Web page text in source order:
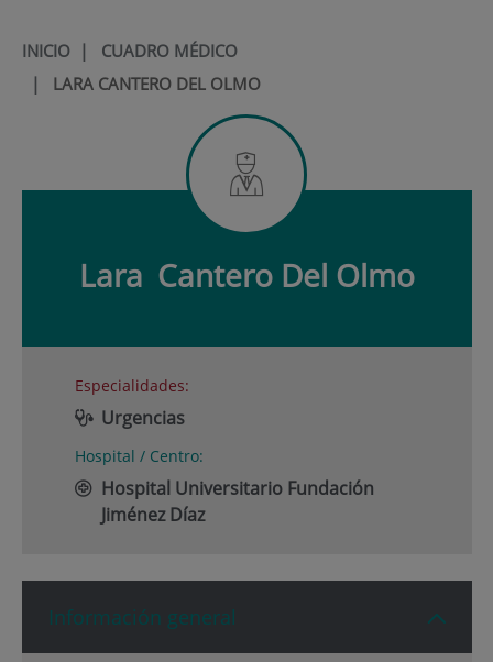
INICIO| CUADRO MÉDICO
| LARA CANTERO DEL OLMO
Lara Cantero Del Olmo
Especialidades:
Urgencias
Hospital / Centro:
Hospital Universitario Fundación
Jiménez Díaz
Información general